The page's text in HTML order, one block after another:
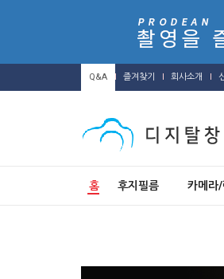
Q&A 즐겨찾기 회사소개
홈 후지필름 카메라